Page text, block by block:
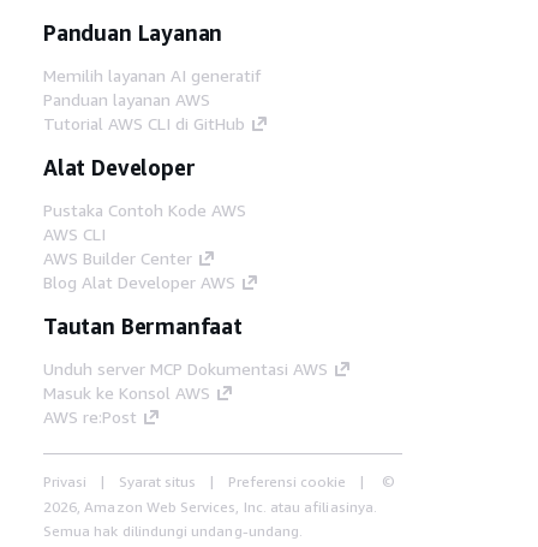
Panduan Layanan
Memilih layanan AI generatif
Panduan layanan AWS
Tutorial AWS CLI di GitHub
Alat Developer
Pustaka Contoh Kode AWS
AWS CLI
AWS Builder Center
Blog Alat Developer AWS
Tautan Bermanfaat
Unduh server MCP Dokumentasi AWS
Masuk ke Konsol AWS
AWS re:Post
Privasi Syarat situs Preferensi cookie
©
2026, Amazon Web Services, Inc. atau afiliasinya.
Semua hak dilindungi undang-undang.